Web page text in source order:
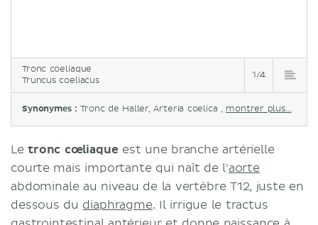
Tronc coeliaque
Truncus coeliacus
1/4
Synonymes :Tronc de Haller, Arteria coelica , montrer plus...
Letronc cœliaque est une branche artérielle
courte mais importante qui naît de l'aorte
abdominale au niveau de la vertèbre T12, juste en
dessous du diaphragme. Il irrigue le tractus